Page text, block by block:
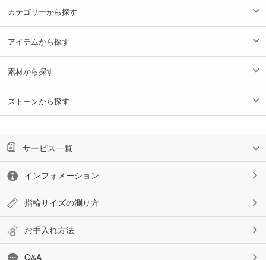
カテゴリーから探す
アイテムから探す
素材から探す
ストーンから探す
サービス一覧
インフォメーション
指輪サイズの測り方
お手入れ方法
Q&A